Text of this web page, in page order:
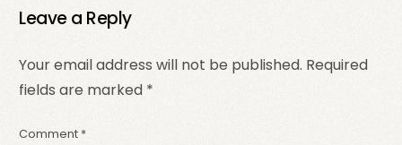
Leave a Reply
Your email address will not be published. Required
fields are marked *
Comment *